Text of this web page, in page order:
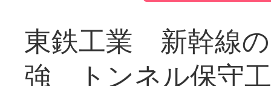
東鉄工業 新幹線
強 トンネル保守